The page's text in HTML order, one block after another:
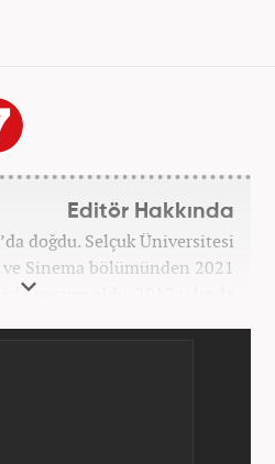
Editör Hakkında
doğdu. Selçuk Üniversitesi
Sinema bölümünden 2021
mezun oldu. 2017 yılında